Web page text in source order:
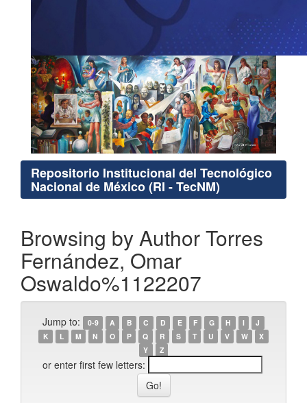
Repositorio Institucional del Tecnológico
Nacional de México (RI - TecNM)
Browsing by Author Torres
Fernández, Omar
Oswaldo%1122207
Jump to: 0-9 A B C D E F G H I
J
K
L M N O P Q R S T U V W
X
Y
Z
or enter first few letters: